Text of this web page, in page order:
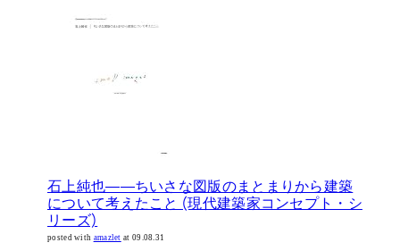
石上純也――ちいさな図版のまとまりから建築
について考えたこと (現代建築家コンセプト・シ
リーズ)
posted with amazlet at 09.08.31